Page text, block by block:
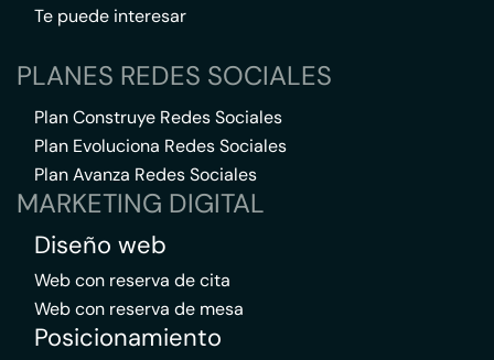
Te puede interesar
PLANES REDES SOCIALES
Plan Construye Redes Sociales
Plan Evoluciona Redes Sociales
Plan Avanza Redes Sociales
MARKETING DIGITAL
Diseño web
Web con reserva de cita
Web con reserva de mesa
Posicionamiento